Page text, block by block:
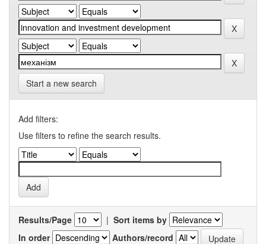
Start a new search
Add filters:
Use filters to refine the search results.
Results/Page | Sort items by
In order
Authors/record